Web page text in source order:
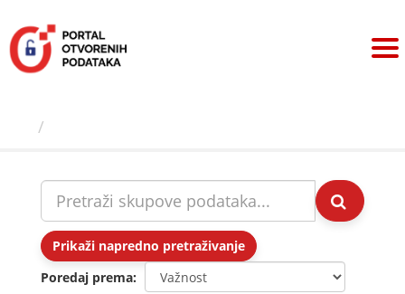
sadržaj
Prikaži napredno pretraživanje
Poredaj prema